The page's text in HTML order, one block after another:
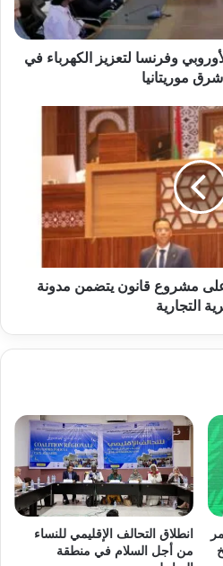
وفرنسا لتعزيز الكهرباء في
موريتانيا
مشروع قانون يتضمن مدونة
التجارية
انطلاق التحالف الإقليمي للنساء
من أجل السلام في منطقة